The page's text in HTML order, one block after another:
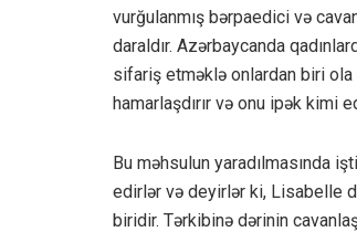
vurğulanmış bərpaedici və
daraldır. Azərbaycanda
sifariş etməklə onlardan biri
hamarlaşdırır və onu ipək kimi
Bu məhsulun yaradılmasında
edirlər və deyirlər ki, Lisabelle
biridir. Tərkibinə dərinin